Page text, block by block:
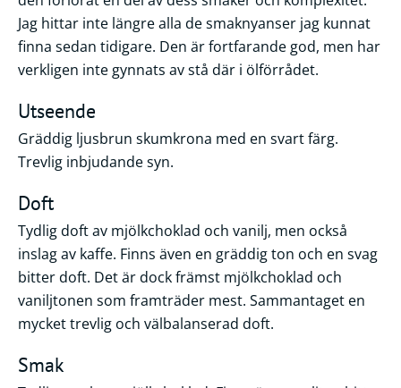
Jag hittar inte längre alla de smaknyanser jag kunnat
finna sedan tidigare. Den är fortfarande god, men har
verkligen inte gynnats av stå där i ölförrådet.
Utseende
Gräddig ljusbrun skumkrona med en svart färg.
Trevlig inbjudande syn.
Doft
Tydlig doft av mjölkchoklad och vanilj, men också
inslag av kaffe. Finns även en gräddig ton och en svag
bitter doft. Det är dock främst mjölkchoklad och
vaniljtonen som framträder mest. Sammantaget en
mycket trevlig och välbalanserad doft.
Smak